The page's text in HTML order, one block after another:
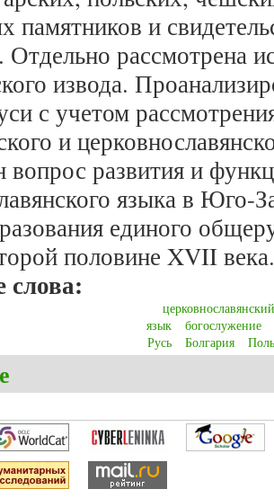
памятников и
Отдельно рассмотрена
извода.
с учетом
и
вопрос развития и
языка в Юго-
единого
половине XVII века.
язык
богослужение
Русь
Болгария